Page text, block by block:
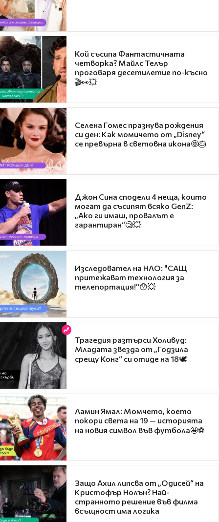
Кой съсипа Фантастичната
четворка? Майлс Телър
проговаря десетилетие по-късно
🎬👀💥
Селена Гомес празнува рождения
си ден: Как момичето от „Disney“
се превърна в световна икона🤩🎂
Джон Сина сподели 4 неща, които
могат да съсипят всяко GenZ:
„Ако ги имаш, провалът е
гарантиран“🧐💥
Изследовател на НЛО: "САЩ
притежават технология за
телепортация!"😯💥
Трагедия разтърси Холивуд:
Младата звезда от „Годзила
срещу Конг“ си отиде на 18🕊️
Ламин Ямал: Момчето, което
покори света на 19 — историята
на новия символ във футбола🤩⚽
Защо Ахил липсва от „Одисей“ на
Кристофър Нолън? Най-
странното решение във филма
всъщност има логика